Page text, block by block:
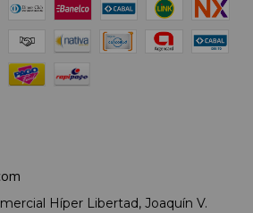
Híper Libertad, Joaquín V.